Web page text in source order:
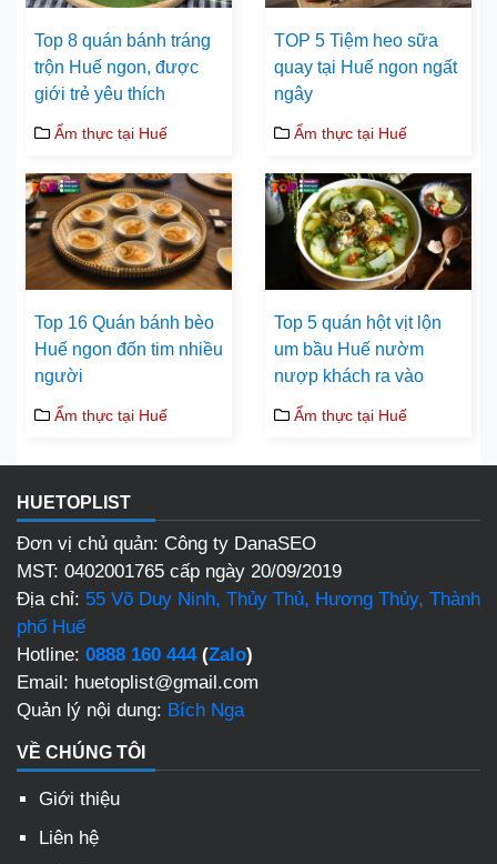
Top 8 quán bánh tráng
trộn Huế ngon, được
giới trẻ yêu thích
Ẩm thực tại Huế
TOP 5 Tiệm heo sữa
quay tại Huế ngon ngất
ngây
Ẩm thực tại Huế
Top 16 Quán bánh bèo
Huế ngon đốn tim nhiều
người
Ẩm thực tại Huế
Top 5 quán hột vịt lộn
um bầu Huế nườm
nượp khách ra vào
Ẩm thực tại Huế
HUETOPLIST
Đơn vị chủ quản: Công ty DanaSEO
MST: 0402001765 cấp ngày 20/09/2019
Địa chỉ: 55 Võ Duy Ninh, Thủy Thủ, Hương Thủy, Thành
phố Huế
Hotline: 0888 160 444(Zalo)
Email: huetoplist@gmail.com
Quản lý nội dung: Bích Nga
VỀ CHÚNG TÔI
Giới thiệu
Liên hệ